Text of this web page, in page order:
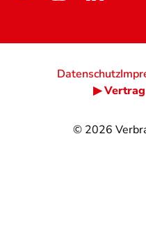
© 2026
Datenschutz
▶